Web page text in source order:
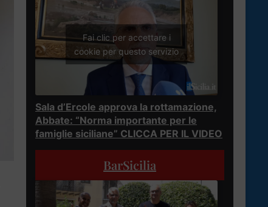
Fai clic per accettare i
cookie per questo servizio
Sala d’Ercole approva la rottamazione,
Abbate: “Norma importante per le
famiglie siciliane” CLICCA PER IL VIDEO
BarSicilia